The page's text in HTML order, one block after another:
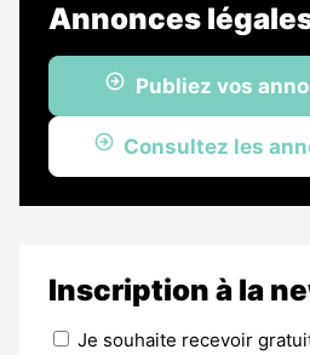
Annonces
Publiez vos
Consultez les
Inscription à la
Je souhaite recevoir